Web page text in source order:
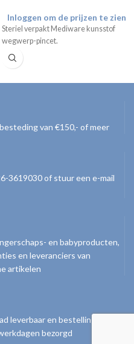
Inloggen om de prijzen te zien
Steriel verpakt Mediware kunsstof
wegwerp-pincet.
van €150,- of meer
3619030 of stuur een e-mail
en babyproducten,
en leveranciers van
artikelen
leverbaar en bestellingen
bezorgd